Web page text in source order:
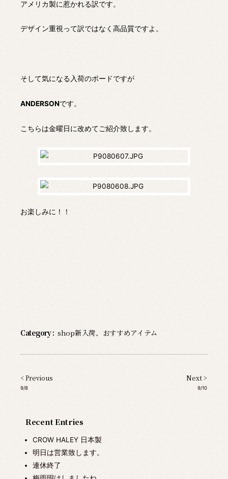
Recent Entries
CROW HALEY 日本製
明日は営業致します。
連休終了
アメリカ製に惹かれる訳です。
デザイン重視って訳ではなく高品質ですよ。
そして気になる入荷のボードですが
ANDERSONです。
こちらは金曜日に改めてご紹介致します。
お楽しみに！！
Category : shop新入荷、 おすすめアイテム
< Previous
9/8
Next >
9/10